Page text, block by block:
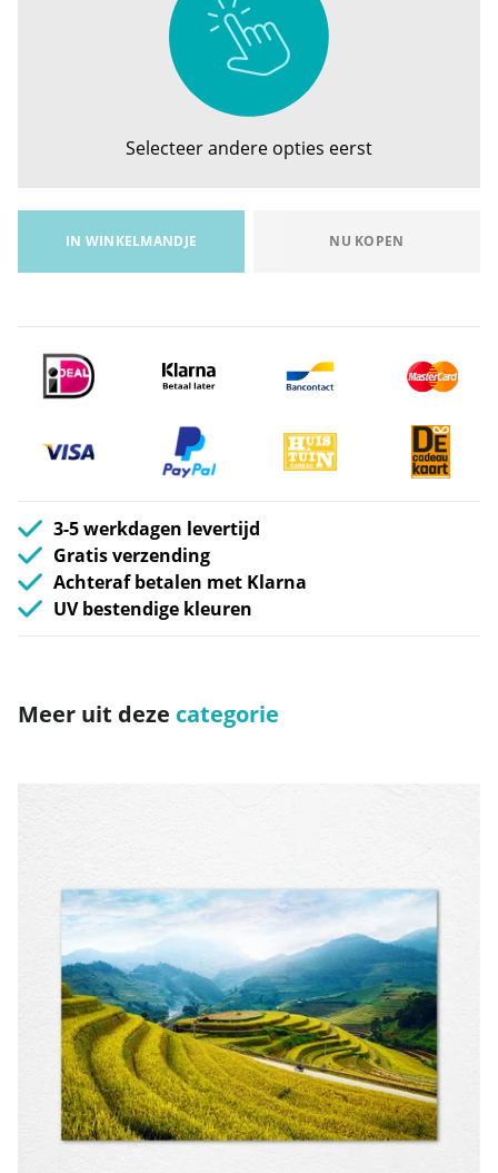
Selecteer andere opties eerst
IN WINKELMANDJE NU KOPEN
3-5 werkdagen levertijd
Gratis verzending
Achteraf betalen met Klarna
UV bestendige kleuren
Meer uit deze categorie